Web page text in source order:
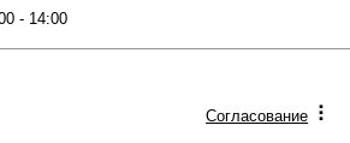
- 14:00
Согласование